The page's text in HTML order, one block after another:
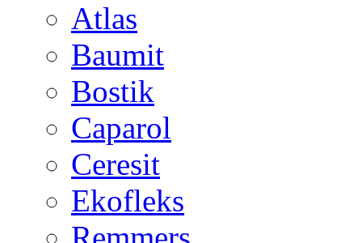
Atlas
Baumit
Bostik
Caparol
Ceresit
Ekofleks